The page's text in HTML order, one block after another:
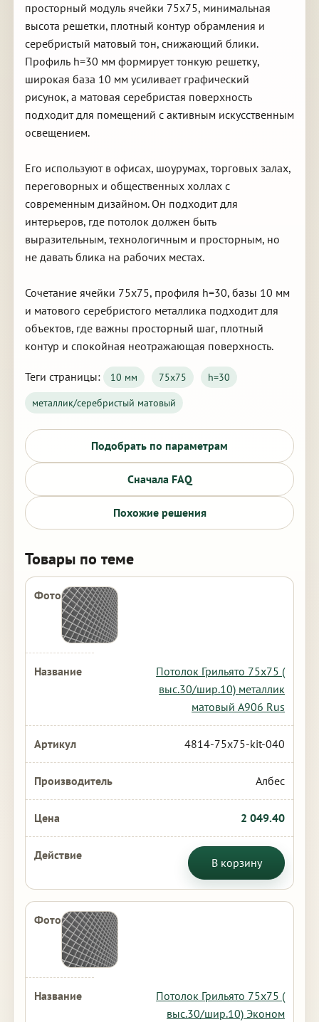
просторный модуль ячейки 75х75, минимальная
высота решетки, плотный контур обрамления и
серебристый матовый тон, снижающий блики.
Профиль h=30 мм формирует тонкую решетку,
широкая база 10 мм усиливает графический
рисунок, а матовая серебристая поверхность
подходит для помещений с активным искусственным
освещением.
Его используют в офисах, шоурумах, торговых залах,
переговорных и общественных холлах с
современным дизайном. Он подходит для
интерьеров, где потолок должен быть
выразительным, технологичным и просторным, но
не давать блика на рабочих местах.
Сочетание ячейки 75х75, профиля h=30, базы 10 мм
и матового серебристого металлика подходит для
объектов, где важны просторный шаг, плотный
контур и спокойная неотражающая поверхность.
Теги страницы: 10 мм 75х75
h=30
металлик/серебристый матовый
Подобрать по параметрам
Сначала FAQ
Похожие решения
Товары по теме
Потолок Грильято 75х75 (
выс.30/шир.10) металлик
матовый А906 Rus
4814-75x75-kit-040
Албес
2 049.40
В корзину
Потолок Грильято 75х75 (
выс.30/шир.10) Эконом